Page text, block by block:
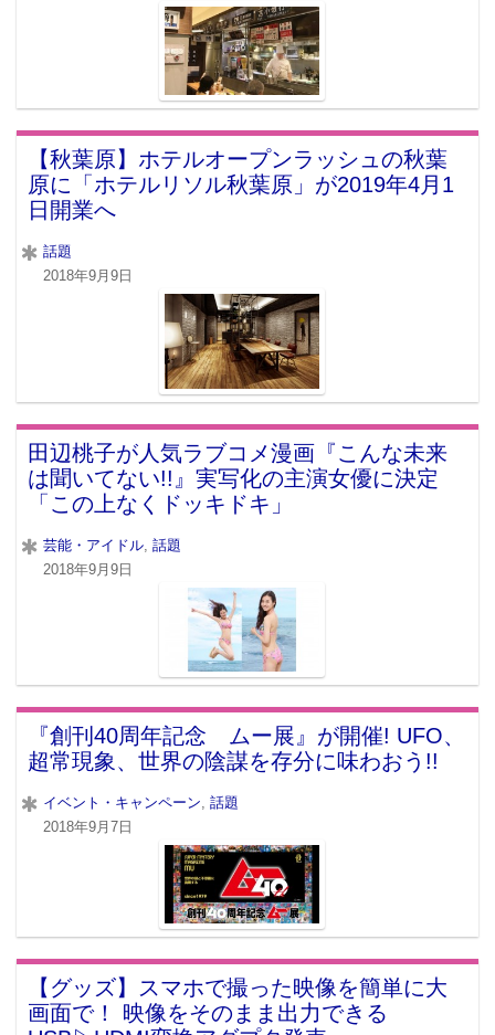
【秋葉原】ホテルオープンラッシュの秋葉
原に「ホテルリソル秋葉原」が2019年4月1
日開業へ
話題
2018年9月9日
田辺桃子が人気ラブコメ漫画『こんな未来
は聞いてない!!』実写化の主演女優に決定
「この上なくドッキドキ」
芸能・アイドル, 話題
2018年9月9日
『創刊40周年記念 ムー展』が開催! UFO、
超常現象、世界の陰謀を存分に味わおう!!
イベント・キャンペーン, 話題
2018年9月7日
【グッズ】スマホで撮った映像を簡単に大
画面で！ 映像をそのまま出力できる